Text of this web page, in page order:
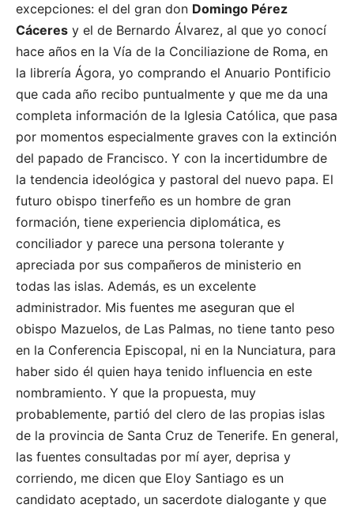
excepciones: el del gran don Domingo Pérez
Cáceres y el de Bernardo Álvarez, al que yo conocí
hace años en la Vía de la Conciliazione de Roma, en
la librería Ágora, yo comprando el Anuario Pontificio
que cada año recibo puntualmente y que me da una
completa información de la Iglesia Católica, que pasa
por momentos especialmente graves con la extinción
del papado de Francisco. Y con la incertidumbre de
la tendencia ideológica y pastoral del nuevo papa. El
futuro obispo tinerfeño es un hombre de gran
formación, tiene experiencia diplomática, es
conciliador y parece una persona tolerante y
apreciada por sus compañeros de ministerio en
todas las islas. Además, es un excelente
administrador. Mis fuentes me aseguran que el
obispo Mazuelos, de Las Palmas, no tiene tanto peso
en la Conferencia Episcopal, ni en la Nunciatura, para
haber sido él quien haya tenido influencia en este
nombramiento. Y que la propuesta, muy
probablemente, partió del clero de las propias islas
de la provincia de Santa Cruz de Tenerife. En general,
las fuentes consultadas por mí ayer, deprisa y
corriendo, me dicen que Eloy Santiago es un
candidato aceptado, un sacerdote dialogante y que